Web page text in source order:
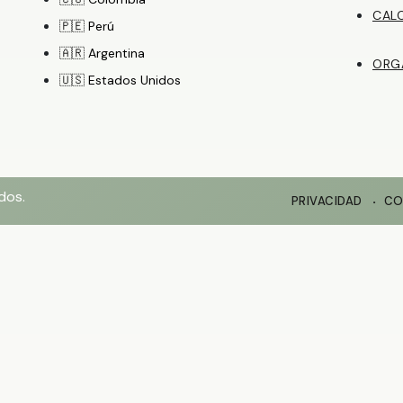
🇵🇪 Perú
🇦🇷 Argentina
🇺🇸 Estados Unidos
PRIVACIDAD